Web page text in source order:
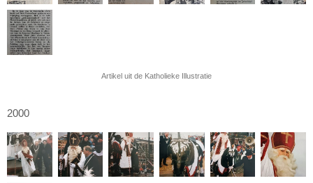
Artikel uit de Katholieke Illustratie
2000